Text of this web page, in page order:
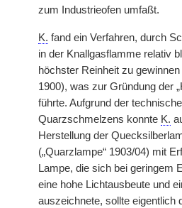
zum Industrieofen umfaßt.
K. fand ein Verfahren, durch
in der Knallgasflamme relativ
höchster Reinheit zu
1900), was zur Gründung der
führte. Aufgrund der
Quarzschmelzens konnte K.
Herstellung der
(„Quarzlampe“ 1903/04) mit
Lampe, die sich bei geringem
eine hohe Lichtausbeute und
auszeichnete, sollte eigentlich